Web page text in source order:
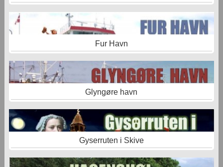
Fur Havn
Glyngøre havn
Gyserruten i Skive